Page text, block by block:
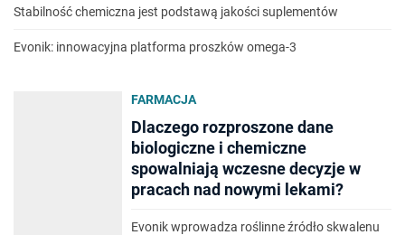
Stabilność chemiczna jest podstawą jakości suplementów
Evonik: innowacyjna platforma proszków omega-3
FARMACJA
Dlaczego rozproszone dane
biologiczne i chemiczne
spowalniają wczesne decyzje w
pracach nad nowymi lekami?
Evonik wprowadza roślinne źródło skwalenu